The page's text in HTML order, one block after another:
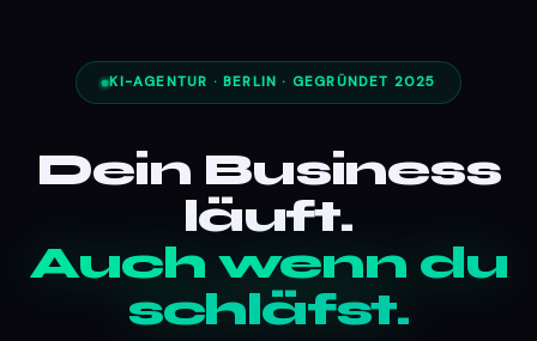
KI-AGENTUR · BERLIN · GEGRÜNDET 2025
Dein Business
läuft.
Auch wenn du
schläfst.